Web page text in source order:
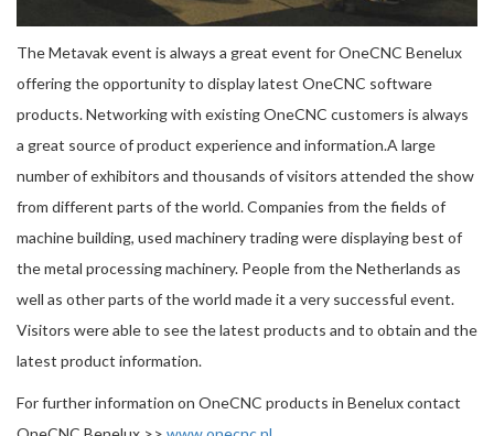
The Metavak event is always a great event for OneCNC Benelux
offering the opportunity to display latest OneCNC software
products. Networking with existing OneCNC customers is always
a great source of product experience and information.A large
number of exhibitors and thousands of visitors attended the show
from different parts of the world. Companies from the fields of
machine building, used machinery trading were displaying best of
the metal processing machinery. People from the Netherlands as
well as other parts of the world made it a very successful event.
Visitors were able to see the latest products and to obtain and the
latest product information.
For further information on OneCNC products in Benelux contact